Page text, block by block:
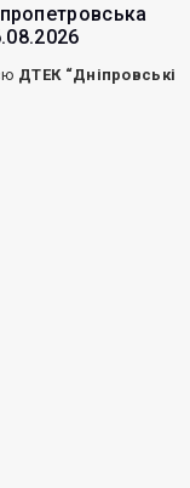
ДТЕК “Дніпровські